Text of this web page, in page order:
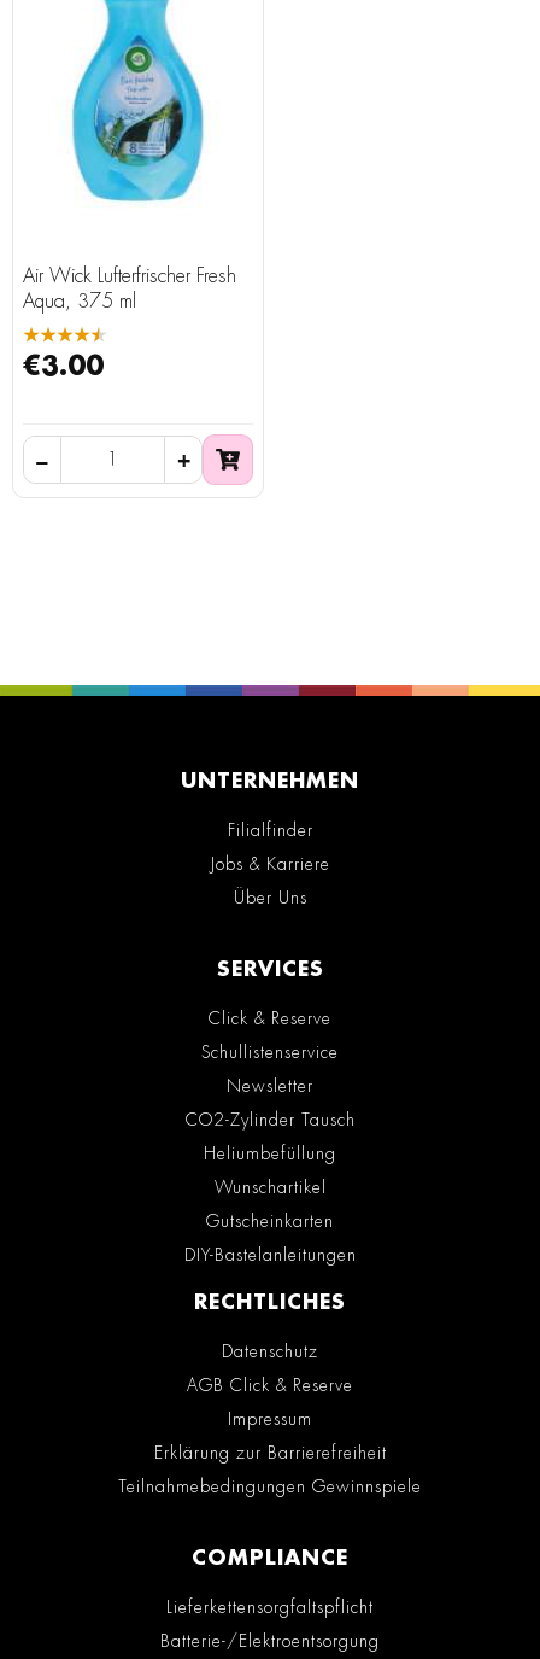
Air Wick Lufterfrischer Fresh
Aqua, 375 ml
★★★★★
€3.00
UNTERNEHMEN
Filialfinder
Jobs & Karriere
Über Uns
SERVICES
Click & Reserve
Schullistenservice
Newsletter
CO2-Zylinder Tausch
Heliumbefüllung
Wunschartikel
Gutscheinkarten
DIY-Bastelanleitungen
RECHTLICHES
Datenschutz
AGB Click & Reserve
Impressum
Erklärung zur Barrierefreiheit
Teilnahmebedingungen Gewinnspiele
COMPLIANCE
Lieferkettensorgfaltspflicht
Batterie-/Elektroentsorgung